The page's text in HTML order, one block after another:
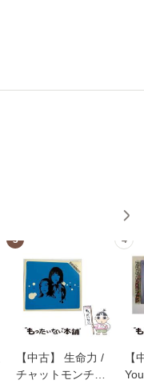
3
【中古】 生命力 /
チャットモンチー /
4
【